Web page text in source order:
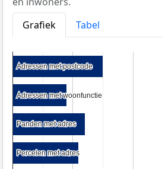
Grafiek
Tabel
Adressen met postcode
Adressen met postcode
Adressen met woonfunctie
Adressen met woonfunctie
Panden met adres
Panden met adres
Percelen met adres
Percelen met adres